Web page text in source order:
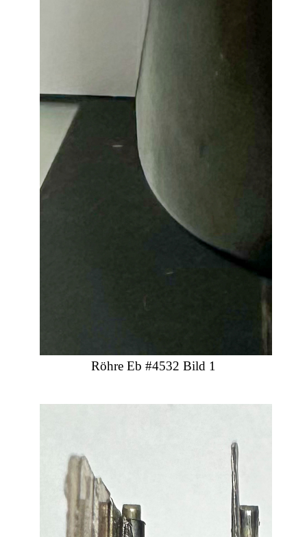
Röhre Eb #4532 Bild 1